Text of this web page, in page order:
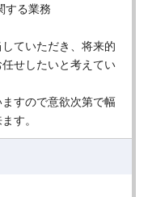
する業務
ていただき、将来的
せしたいと考えてい
すので意欲次第で幅
す。